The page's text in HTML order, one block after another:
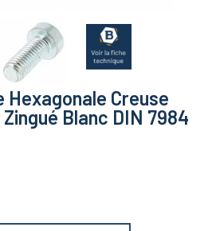
Hexagonale Creuse
Blanc DIN 7984